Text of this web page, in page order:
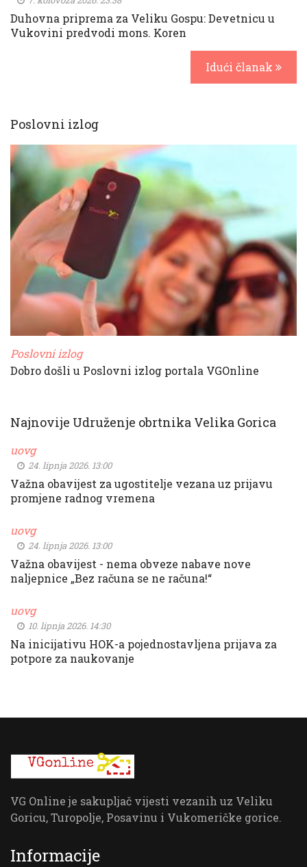
Duhovna priprema za Veliku Gospu: Devetnicu u
Vukovini predvodi mons. Koren
Idući članak
Poslovni izlog
Poslovni izlog
Dobro došli u Poslovni izlog portala VGOnline
Najnovije Udruženje obrtnika Velika Gorica
uovg
24. lipnja 2026. 13:00
Važna obavijest za ugostitelje vezana uz prijavu
promjene radnog vremena
uovg
24. lipnja 2026. 13:00
Važna obavijest - nema obveze nabave nove
naljepnice „Bez računa se ne računa!“
uovg
10. lipnja 2026. 14:30
Na inicijativu HOK-a pojednostavljena prijava za
potpore za naukovanje
VG Online je sakupljač vijesti vezanih uz Veliku
Goricu, Turopolje, Posavinu i Vukomeričke gorice.
Informacije